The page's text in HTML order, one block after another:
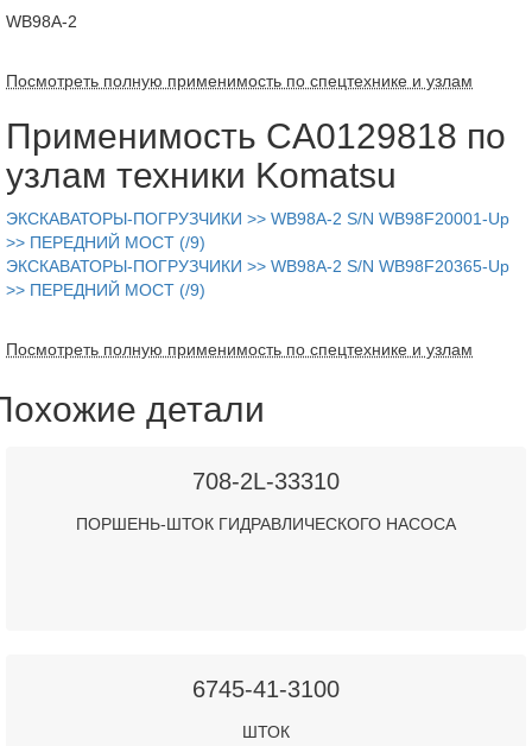
WB98A-2
Посмотреть полную применимость по спецтехнике и узлам
Применимость CA0129818 по
узлам техники Komatsu
ЭКСКАВАТОРЫ-ПОГРУЗЧИКИ >> WB98A-2 S/N WB98F20001-Up
>> ПЕРЕДНИЙ МОСТ (/9)
ЭКСКАВАТОРЫ-ПОГРУЗЧИКИ >> WB98A-2 S/N WB98F20365-Up
>> ПЕРЕДНИЙ МОСТ (/9)
Посмотреть полную применимость по спецтехнике и узлам
детали
708-2L-33310
ПОРШЕНЬ-ШТОК ГИДРАВЛИЧЕСКОГО НАСОСА
6745-41-3100
ШТОК